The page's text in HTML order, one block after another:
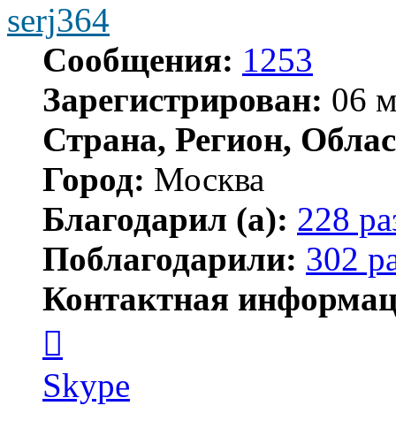
serj364
Сообщения: 1253
Зарегистрирован: 06
Страна, Регион,
Город: Москва
Благодарил (а): 228
Поблагодарили: 302
Контактная
пользователя
serj364
Skype